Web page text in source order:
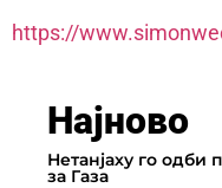
https://
Најново
Нетанјаху го одби
за Газа